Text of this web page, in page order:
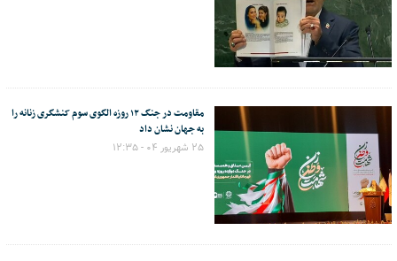
مقاومت در جنگ ۱۲ روزه الگوی سوم کنشگری زنانه را
به جهان نشان داد
۲۵ شهریور ۰۴ - ۱۲:۳۵